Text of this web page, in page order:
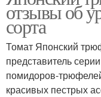
отзывы об
сорта
Томат Японский
представитель
помидоров-
красивых пестрых